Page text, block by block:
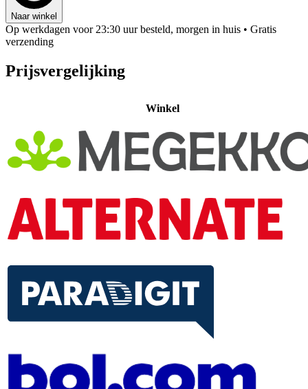
Naar winkel
Op werkdagen voor 23:30 uur besteld, morgen in huis • Gratis
verzending
Prijsvergelijking
Winkel